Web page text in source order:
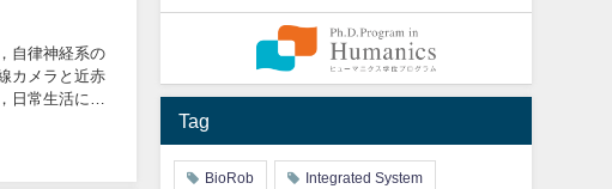
自律神経系の
カメラと近赤
日常生活にお
Tag
BioRob Integrated System